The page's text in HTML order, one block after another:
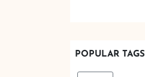
POPULAR TAGS